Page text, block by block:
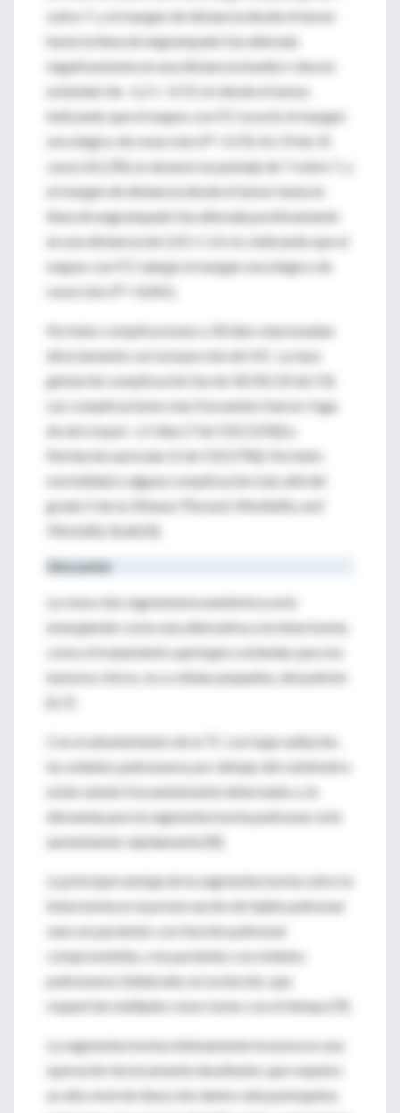
sobre 7, y el margen de distancia desde el tumor
hasta la línea de engrampado fue alterada
negativamente en una distancia (media ± desvío
estándar) de -1,2 ± -0,72 cm desde el tumor,
indicando que el mapeo con FCI acortó el margen
oncológico de resección (
= 0,72). En 19 de 31
casos (61,2%) se alcanzó un puntaje de 7 sobre 7, y
el margen de distancia desde el tumor hasta la
línea de engrampado fue alterada positivamente
en una distancia de 2,41 ± 1,4 cm, indicando que el
mapeo con FCI alargó el margen oncológico de
resección (
= 0,041).
No hubo complicaciones a 30 días relacionadas
directamente con la inyección de VIC. La tasa
global de complicación fue de 18,5% (10 de 53).
Las complicaciones más frecuentes fueron: fuga
de aire mayor a 5 días (7 de 53 [13,5%]) y
fibrilación auricular (2 de 53 [3,7%]). No hubo
mortalidad o alguna complicación más allá del
grado II de la
Ottawa Thoracic Morbidity and
Mortality Scale[4].
Discusión
La resección segmentaria anatómica está
emergiendo como una alternativa a la lobectomía,
como el tratamiento quirúrgico estándar para los
tumores chicos, no a células pequeñas, del pulmón
Con el advenimiento de la TC con baja radiación,
los nódulos pulmonares por debajo del centímetro
están siendo frecuentemente detectados y la
demanda para la segmentectomía pulmonar está
aumentando rápidamente [8].
La principal ventaja de la segmentectomía sobre la
lobectomía es la preservación de tejido pulmonar
sano en pacientes con función pulmonar
comprometida, o en pacientes con nódulos
pulmonares bilaterales en evolución, que
requerirán múltiples resecciones con el tiempo [9].
La segmentectomía mínimamente invasiva es una
operación técnicamente desafiante, que requiere
un alto nivel de disección dentro del parénquima